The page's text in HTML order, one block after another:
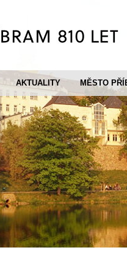
AKTUALITY MĚSTO